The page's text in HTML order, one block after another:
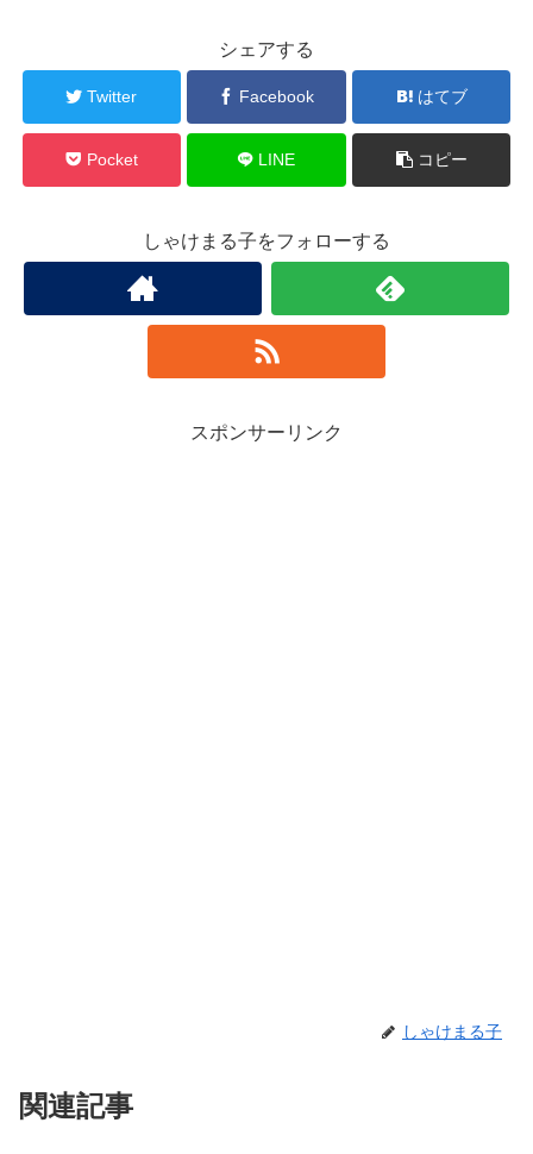
シェアする
Twitter Facebook はてブ
Pocket LINE コピー
しゃけまる子をフォローする
スポンサーリンク
しゃけまる子
関連記事